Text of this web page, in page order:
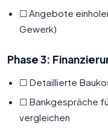
☐ Angebote
Gewerk)
Phase 3:
☐ Detaillierte
☐ Bankgespräche
vergleichen